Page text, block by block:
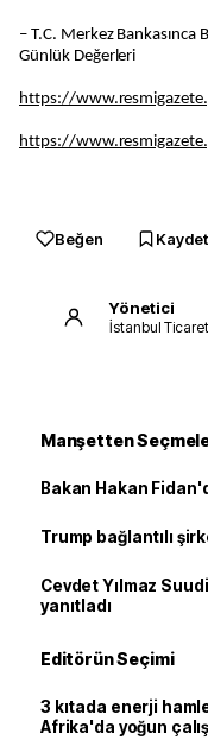
– T.C. Merkez
Günlük Değerleri
https://
https://
Beğen Kaydet
Yönetici
İstanbul
Manşetten
Bakan Hakan
Trump bağlantılı
Cevdet Yılmaz
yanıtladı
Editörün Seçimi
3 kıtada enerji
Afrika'da yoğun